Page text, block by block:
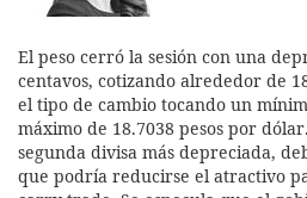
El peso cerró la sesión con una
centavos, cotizando alrededor de
el tipo de cambio tocando un
máximo de 18.7038 pesos por
segunda divisa más depreciada,
que podría reducirse el atractivo